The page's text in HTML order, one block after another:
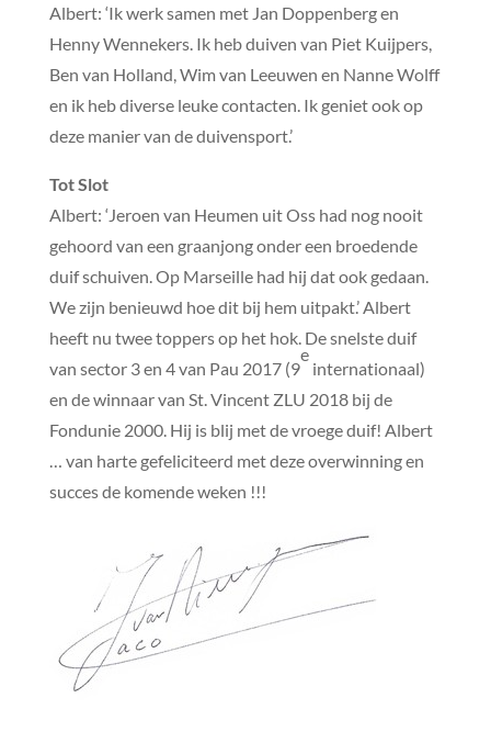
Albert: ‘Ik werk samen met Jan Doppenberg en
Henny Wennekers. Ik heb duiven van Piet Kuijpers,
Ben van Holland, Wim van Leeuwen en Nanne Wolff
en ik heb diverse leuke contacten. Ik geniet ook op
deze manier van de duivensport.’
Tot Slot
Albert: ‘Jeroen van Heumen uit Oss had nog nooit
gehoord van een graanjong onder een broedende
duif schuiven. Op Marseille had hij dat ook gedaan.
We zijn benieuwd hoe dit bij hem uitpakt.’ Albert
heeft nu twee toppers op het hok. De snelste duif
van sector 3 en 4 van Pau 2017 (9
e
internationaal)
en de winnaar van St. Vincent ZLU 2018 bij de
Fondunie 2000. Hij is blij met de vroege duif! Albert
… van harte gefeliciteerd met deze overwinning en
succes de komende weken !!!